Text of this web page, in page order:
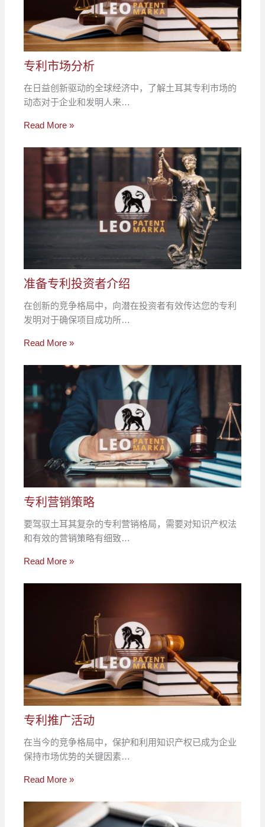
专利市场分析
在日益创新驱动的全球经济中，了解土耳其专利市场的
动态对于企业和发明人来…
Read More »
准备专利投资者介绍
在创新的竞争格局中，向潜在投资者有效传达您的专利
发明对于确保项目成功所…
Read More »
专利营销策略
要驾驭土耳其复杂的专利营销格局，需要对知识产权法
和有效的营销策略有细致…
Read More »
专利推广活动
在当今的竞争格局中，保护和利用知识产权已成为企业
保持市场优势的关键因素…
Read More »